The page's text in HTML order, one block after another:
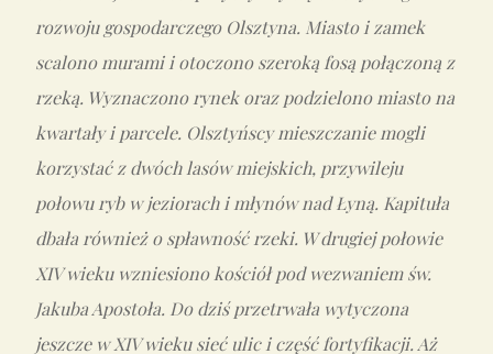
rozwoju gospodarczego Olsztyna. Miasto i zamek
scalono murami i otoczono szeroką fosą połączoną z
rzeką. Wyznaczono rynek oraz podzielono miasto na
kwartały i parcele. Olsztyńscy mieszczanie mogli
korzystać z dwóch lasów miejskich, przywileju
połowu ryb w jeziorach i młynów nad Łyną. Kapituła
dbała również o spławność rzeki. W drugiej połowie
XIV wieku wzniesiono kościół pod wezwaniem św.
Jakuba Apostoła. Do dziś przetrwała wytyczona
jeszcze w XIV wieku sieć ulic i część fortyfikacji. Aż